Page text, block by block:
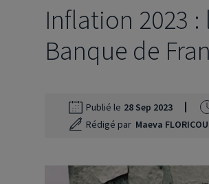
Inflation 2023 :
Banque de
Publié le 28 Sep 2023
Rédigé par Maeva